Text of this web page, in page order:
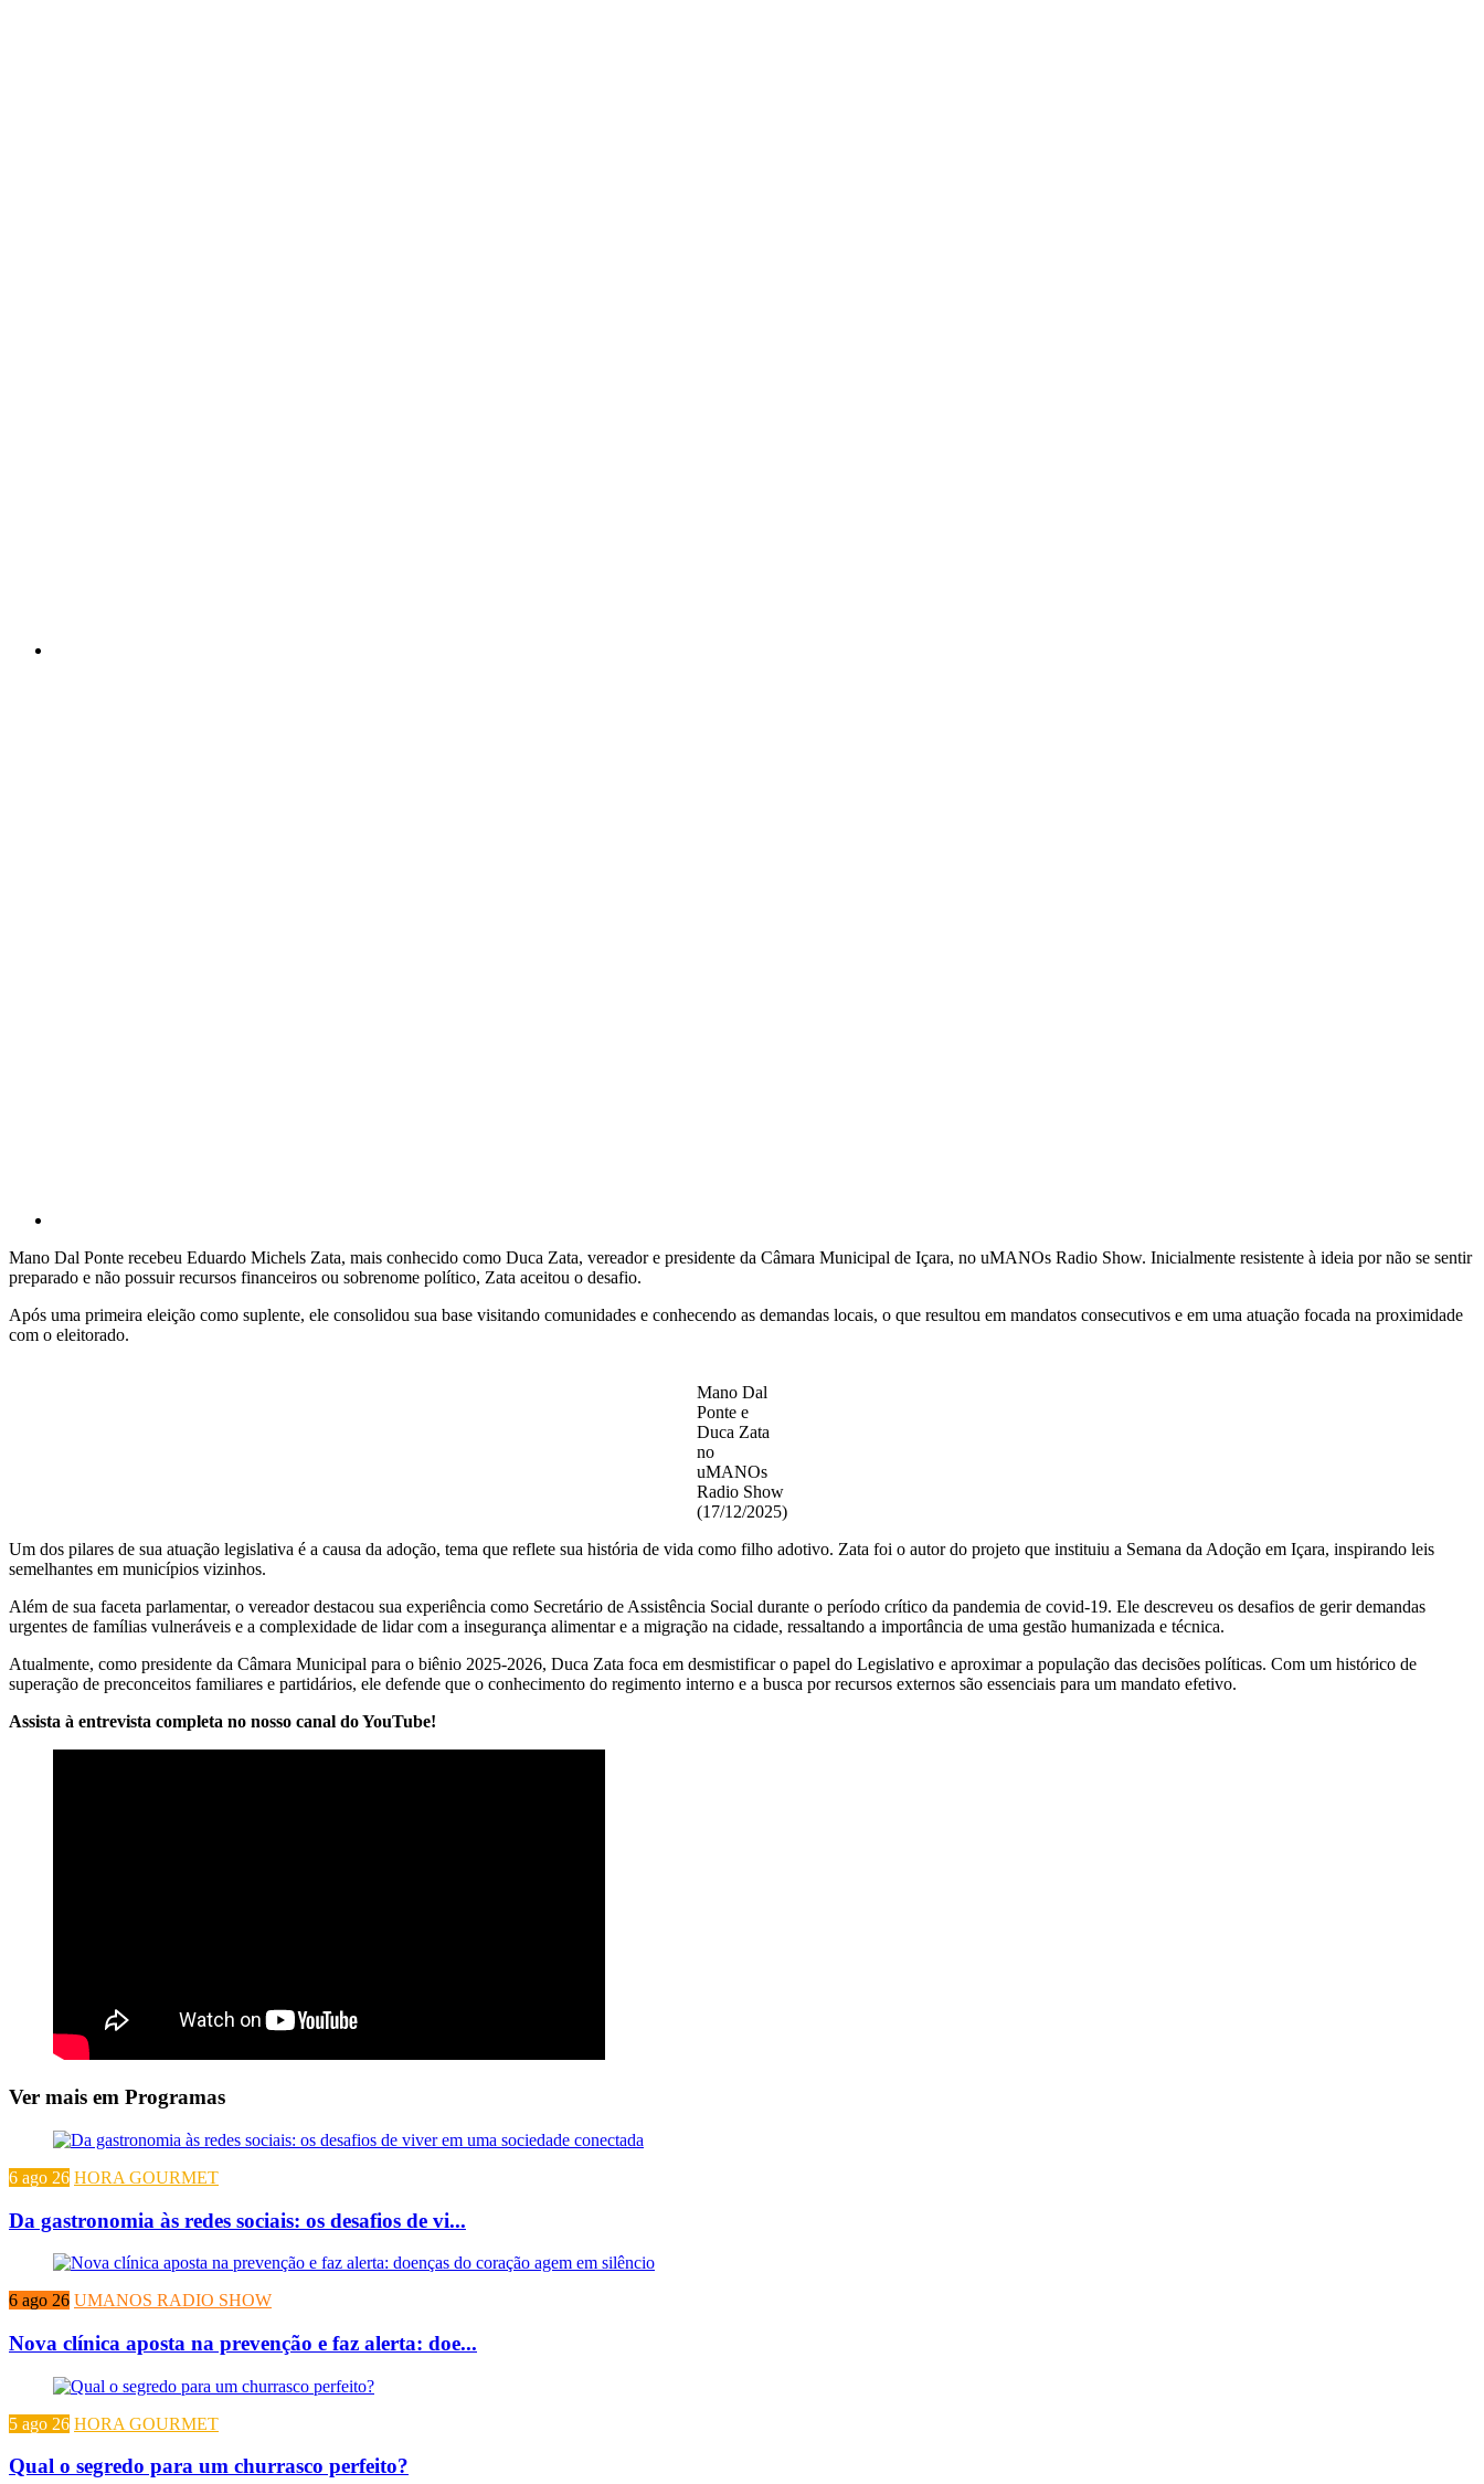
Mano Dal Ponte recebeu Eduardo Michels Zata, mais conhecido como Duca Zata, vereador e presidente da Câmara Municipal de Içara, no uMANOs Radio Show. Inicialmente resistente à ideia por não se sentir
preparado e não possuir recursos financeiros ou sobrenome político, Zata aceitou o desafio.
Após uma primeira eleição como suplente, ele consolidou sua base visitando comunidades e conhecendo as demandas locais, o que resultou em mandatos consecutivos e em uma atuação focada na proximidade
com o eleitorado.
Mano Dal
Ponte e
Duca Zata
no
uMANOs
Radio Show
(17/12/2025)
Um dos pilares de sua atuação legislativa é a causa da adoção, tema que reflete sua história de vida como filho adotivo. Zata foi o autor do projeto que instituiu a Semana da Adoção em Içara, inspirando leis
semelhantes em municípios vizinhos.
Além de sua faceta parlamentar, o vereador destacou sua experiência como Secretário de Assistência Social durante o período crítico da pandemia de covid-19. Ele descreveu os desafios de gerir demandas
urgentes de famílias vulneráveis e a complexidade de lidar com a insegurança alimentar e a migração na cidade, ressaltando a importância de uma gestão humanizada e técnica.
Atualmente, como presidente da Câmara Municipal para o biênio 2025-2026, Duca Zata foca em desmistificar o papel do Legislativo e aproximar a população das decisões políticas. Com um histórico de
superação de preconceitos familiares e partidários, ele defende que o conhecimento do regimento interno e a busca por recursos externos são essenciais para um mandato efetivo.
Assista à entrevista completa no nosso canal do YouTube!
Ver mais em Programas
6 ago 26 HORA GOURMET
Da gastronomia às redes sociais: os desafios de vi...
6 ago 26 UMANOS RADIO SHOW
Nova clínica aposta na prevenção e faz alerta: doe...
5 ago 26 HORA GOURMET
Qual o segredo para um churrasco perfeito?